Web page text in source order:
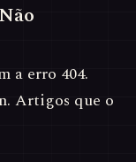
a erro 404.
Artigos que o